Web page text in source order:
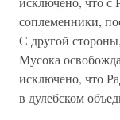
соплеменники,
С другой
Мусока
исключено, что
в дулебском